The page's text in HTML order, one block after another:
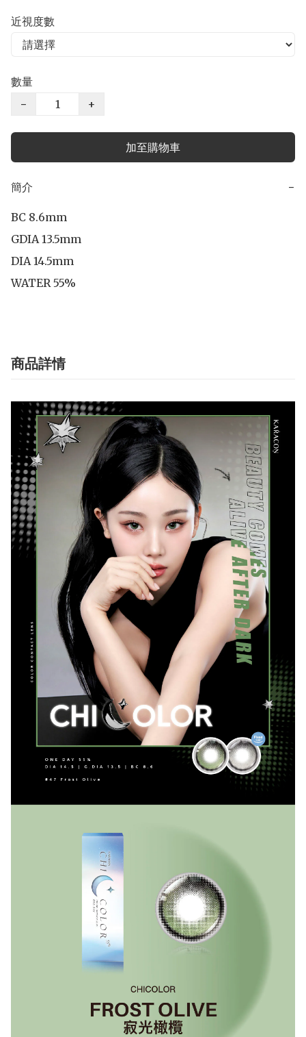
近視度數
數量
−
+
加至購物車
簡介 −
BC 8.6mm
GDIA 13.5mm
DIA 14.5mm
WATER 55%
商品詳情